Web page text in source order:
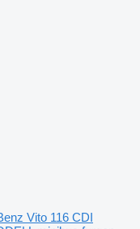
Vito 116 CDI